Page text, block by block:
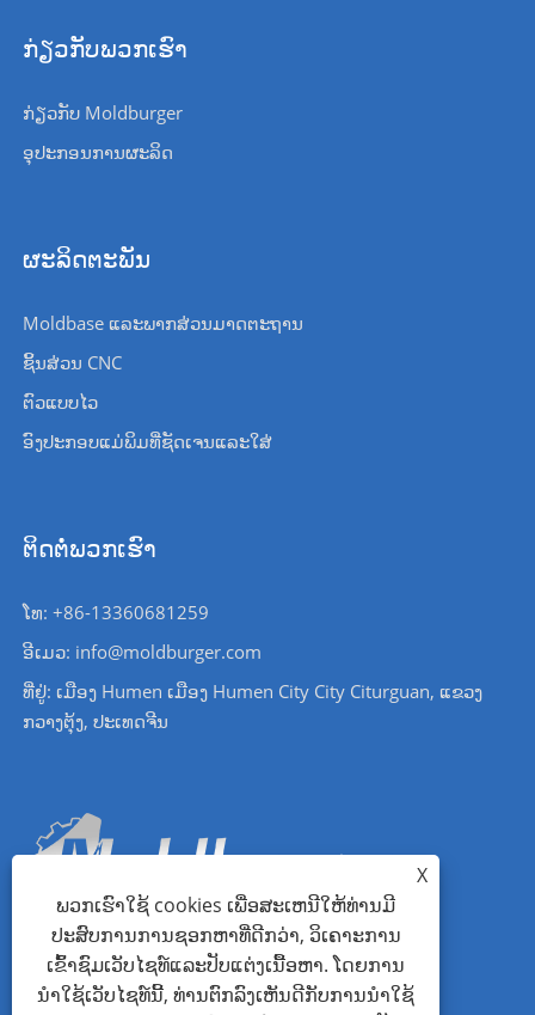
ກ່ຽວກັບພວກເຮົາ
ກ່ຽວກັບ Moldburger
ອຸປະກອນການຜະລິດ
ຜະລິດຕະພັນ
Moldbase ແລະພາກສ່ວນມາດຕະຖານ
ຊິ້ນສ່ວນ CNC
ຕົວແບບໄວ
ອົງປະກອບແມ່ພິມທີ່ຊັດເຈນແລະໃສ່
ຕິດຕໍ່ພວກເຮົາ
ໂທ: +86-13360681259
ອີເມວ: info@moldburger.com
ທີ່ຢູ່: ເມືອງ Humen ເມືອງ Humen City City Citurguan, ແຂວງ
ກວາງຕຸ້ງ, ປະເທດຈີນ
X
ພວກເຮົາໃຊ້ cookies ເພື່ອສະເຫນີໃຫ້ທ່ານມີ
ປະສົບການການຊອກຫາທີ່ດີກວ່າ, ວິເຄາະການ
ເຂົ້າຊົມເວັບໄຊທ໌ແລະປັບແຕ່ງເນື້ອຫາ. ໂດຍການ
ນໍາໃຊ້ເວັບໄຊທ໌ນີ້, ທ່ານຕົກລົງເຫັນດີກັບການນໍາໃຊ້